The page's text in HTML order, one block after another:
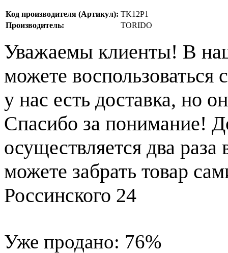
Код производителя (Артикул): TK12P1
Производитель:
TORIDO
Уважаемы клиенты! В
можете воспользоваться
у нас есть доставка, но
Спасибо за понимание!
осуществляется два
можете забрать товар
Россинского 24
Уже продано: 76%